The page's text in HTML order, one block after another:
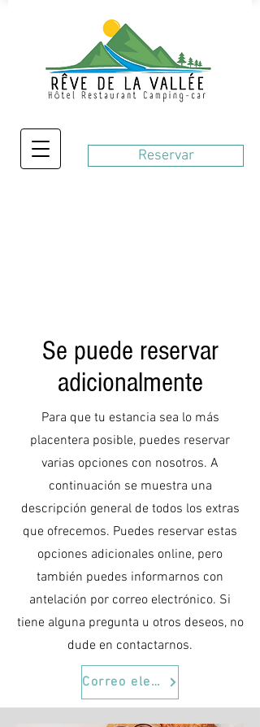
Reservar
Se puede reservar
adicionalmente
Para que tu estancia sea lo más
placentera posible, puedes reservar
varias opciones con nosotros. A
continuación se muestra una
descripción general de todos los extras
que ofrecemos. Puedes reservar estas
opciones adicionales online, pero
también puedes informarnos con
antelación por correo electrónico. Si
tiene alguna pregunta u otros deseos, no
dude en contactarnos.
Correo electrónico